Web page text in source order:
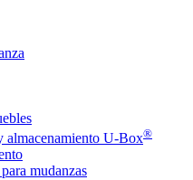
almacenamiento U-Box®
mudanzas